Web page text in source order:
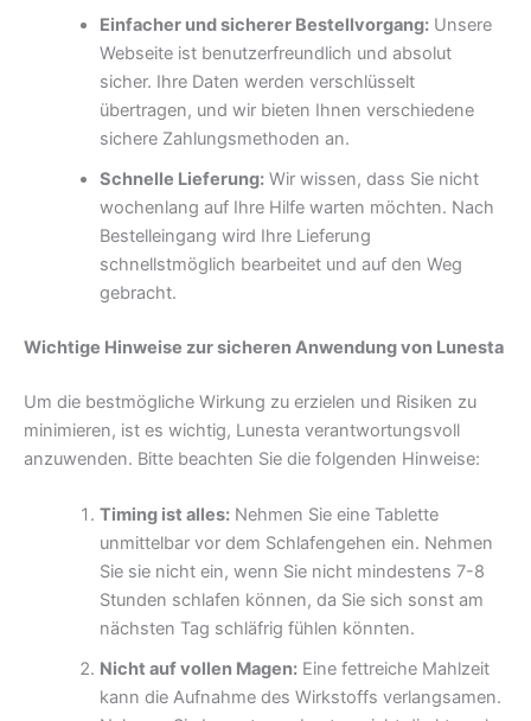
Einfacher und sicherer Bestellvorgang:Unsere
Webseite ist benutzerfreundlich und absolut
sicher. Ihre Daten werden verschlüsselt
übertragen, und wir bieten Ihnen verschiedene
sichere Zahlungsmethoden an.
Schnelle Lieferung:Wir wissen, dass Sie nicht
wochenlang auf Ihre Hilfe warten möchten. Nach
Bestelleingang wird Ihre Lieferung
schnellstmöglich bearbeitet und auf den Weg
gebracht.
Wichtige Hinweise zur sicheren Anwendung von Lunesta
Um die bestmögliche Wirkung zu erzielen und Risiken zu
minimieren, ist es wichtig, Lunesta verantwortungsvoll
anzuwenden. Bitte beachten Sie die folgenden Hinweise:
Timing ist alles:Nehmen Sie eine Tablette
unmittelbar vor dem Schlafengehen ein. Nehmen
Sie sie nicht ein, wenn Sie nicht mindestens 7-8
Stunden schlafen können, da Sie sich sonst am
nächsten Tag schläfrig fühlen könnten.
Nicht auf vollen Magen:Eine fettreiche Mahlzeit
kann die Aufnahme des Wirkstoffs verlangsamen.